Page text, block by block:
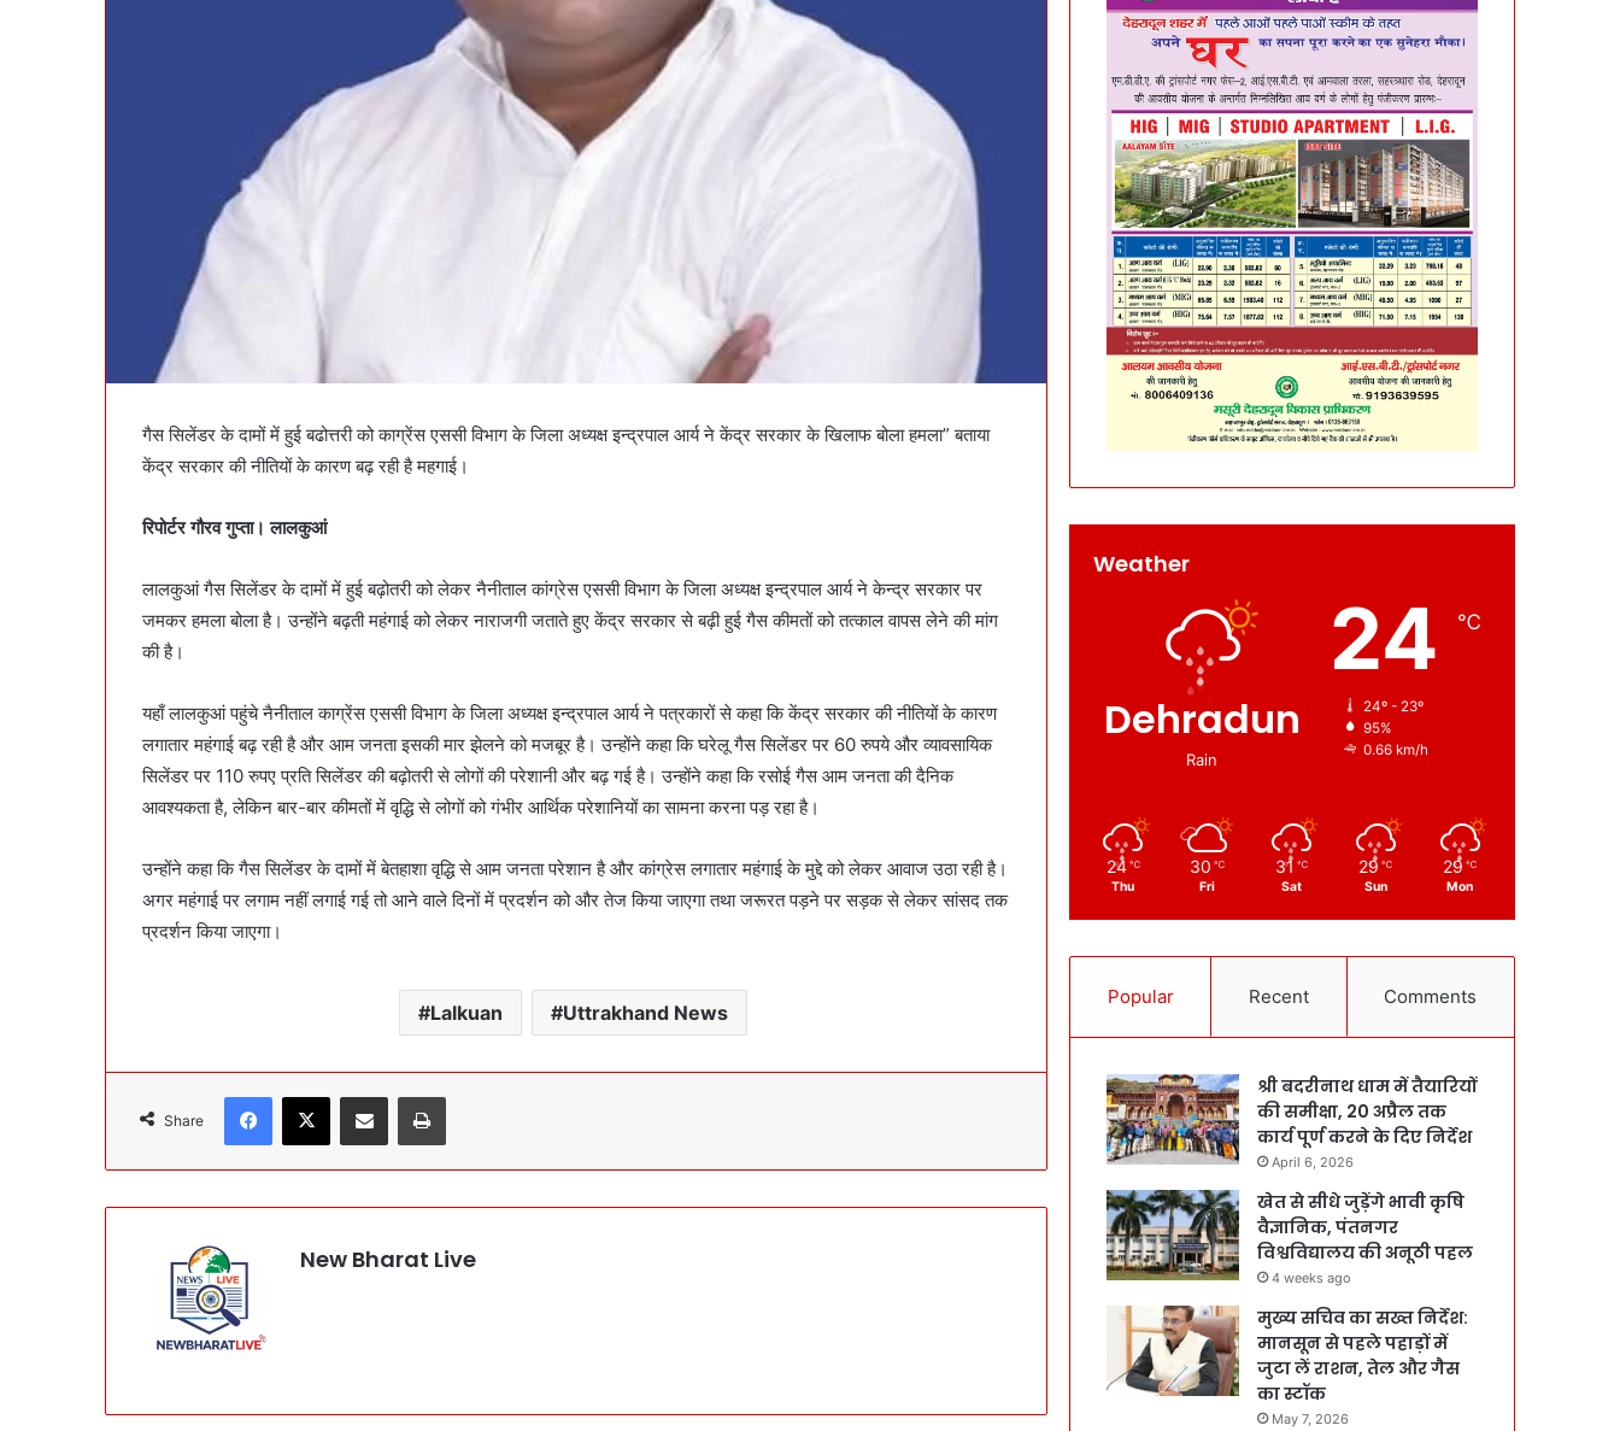
गैस सिलेंडर के दामों में हुई बढोत्तरी को काग्रेंस एससी विभाग के जिला अध्यक्ष इन्द्रपाल आर्य ने केंद्र सरकार के खिलाफ बोला हमला” बताया
केंद्र सरकार की नीतियों के कारण बढ़ रही है महगाई।
रिपोर्टर गौरव गुप्ता। लालकुआं
लालकुआं गैस सिलेंडर के दामों में हुई बढ़ोतरी को लेकर नैनीताल कांग्रेस एससी विभाग के जिला अध्यक्ष इन्द्रपाल आर्य ने केन्द्र सरकार पर
जमकर हमला बोला है। उन्होंने बढ़ती महंगाई को लेकर नाराजगी जताते हुए केंद्र सरकार से बढ़ी हुई गैस कीमतों को तत्काल वापस लेने की मांग
की है।
यहाँ लालकुआं पहुंचे नैनीताल काग्रेंस एससी विभाग के जिला अध्यक्ष इन्द्रपाल आर्य ने पत्रकारों से कहा कि केंद्र सरकार की नीतियों के कारण
लगातार महंगाई बढ़ रही है और आम जनता इसकी मार झेलने को मजबूर है। उन्होंने कहा कि घरेलू गैस सिलेंडर पर 60 रुपये और व्यावसायिक
सिलेंडर पर 110 रुपए प्रति सिलेंडर की बढ़ोतरी से लोगों की परेशानी और बढ़ गई है। उन्होंने कहा कि रसोई गैस आम जनता की दैनिक
आवश्यकता है, लेकिन बार-बार कीमतों में वृद्धि से लोगों को गंभीर आर्थिक परेशानियों का सामना करना पड़ रहा है।
उन्होंने कहा कि गैस सिलेंडर के दामों में बेतहाशा वृद्धि से आम जनता परेशान है और कांग्रेस लगातार महंगाई के मुद्दे को लेकर आवाज उठा रही है।
अगर महंगाई पर लगाम नहीं लगाई गई तो आने वाले दिनों में प्रदर्शन को और तेज किया जाएगा तथा जरूरत पड़ने पर सड़क से लेकर सांसद तक
प्रदर्शन किया जाएगा।
Lalkuan Uttrakhand News
Share
New Bharat Live
Weather
Dehradun
Rain
24 ℃
24º - 23º
95%
0.66 km/h
24 ℃
Thu
30 ℃
Fri
31 ℃
Sat
29 ℃
Sun
29 ℃
Mon
Popular Recent Comments
श्री बदरीनाथ धाम में तैयारियों
की समीक्षा, 20 अप्रैल तक
कार्य पूर्ण करने के दिए निर्देश
April 6, 2026
खेत से सीधे जुड़ेंगे भावी कृषि
वैज्ञानिक, पंतनगर
विश्वविद्यालय की अनूठी पहल
4 weeks ago
मुख्य सचिव का सख्त निर्देश:
मानसून से पहले पहाड़ों में
जुटा लें राशन, तेल और गैस
का स्टॉक
May 7, 2026